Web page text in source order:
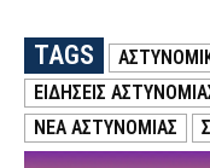
TAGS
ΕΙΔΗΣΕΙΣ
ΝΕΑ ΑΣΤΥΝΟΜΙΑΣ